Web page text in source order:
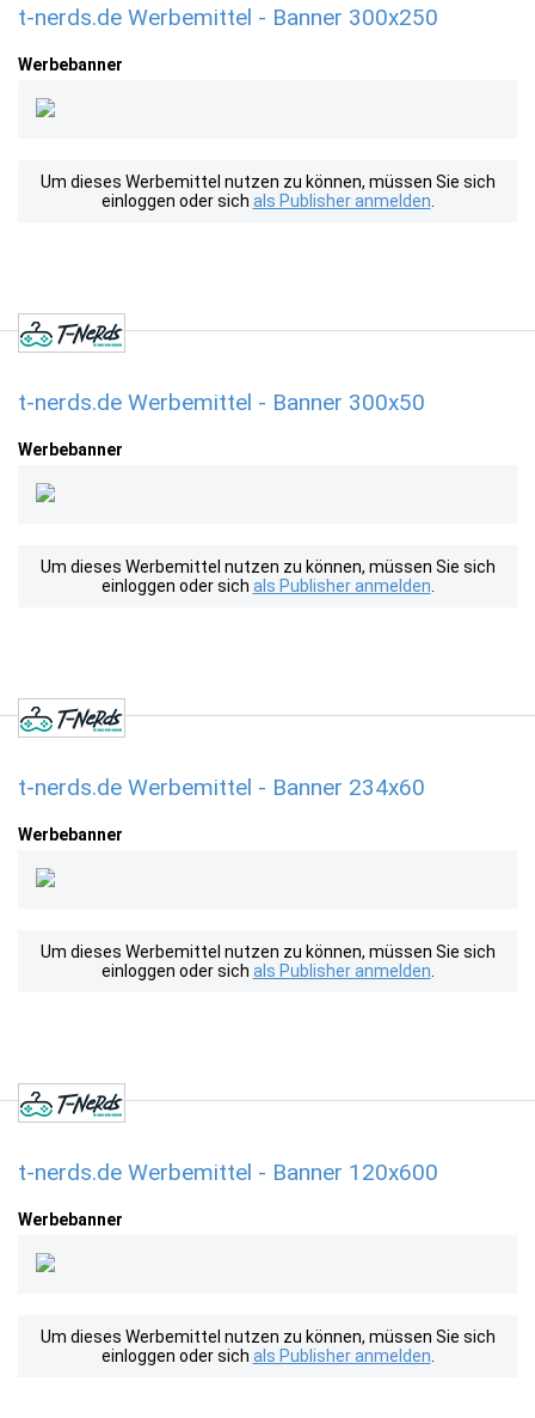
t-nerds.de Werbemittel - Banner 300x250
Werbebanner
Um dieses Werbemittel nutzen zu können, müssen Sie sich
einloggen oder sich als Publisher anmelden
t-nerds.de Werbemittel - Banner 300x50
Werbebanner
Um dieses Werbemittel nutzen zu können, müssen Sie sich
einloggen oder sich als Publisher anmelden
t-nerds.de Werbemittel - Banner 234x60
Werbebanner
Um dieses Werbemittel nutzen zu können, müssen Sie sich
einloggen oder sich als Publisher anmelden
t-nerds.de Werbemittel - Banner 120x600
Werbebanner
Um dieses Werbemittel nutzen zu können, müssen Sie sich
einloggen oder sich als Publisher anmelden